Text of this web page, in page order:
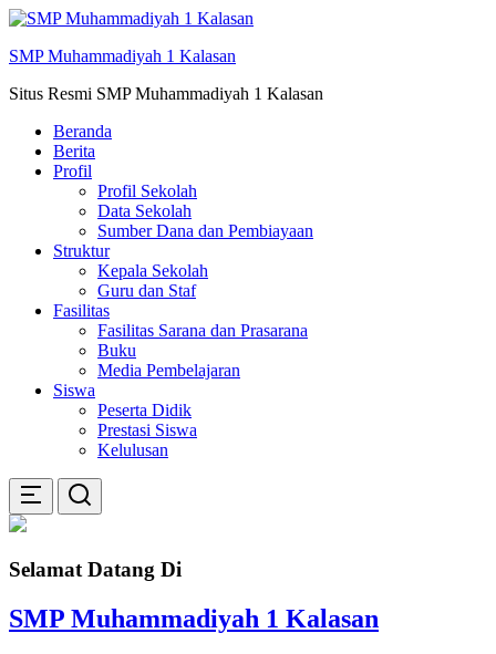
Skip
konten
SMP Muhammadiyah 1 Kalasan
Situs Resmi SMP Muhammadiyah 1 Kalasan
Beranda
Berita
Profil
Profil Sekolah
Data Sekolah
Sumber Dana dan Pembiayaan
Struktur
Kepala Sekolah
Guru dan Staf
Fasilitas
Fasilitas Sarana dan Prasarana
Buku
Media Pembelajaran
Siswa
Peserta Didik
Prestasi Siswa
Kelulusan
Selamat Datang Di
SMP Muhammadiyah 1 Kalasan